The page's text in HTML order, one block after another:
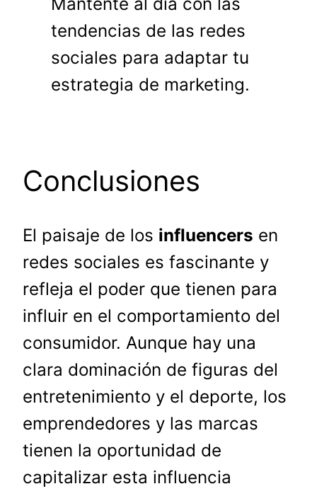
tendencias de las redes
sociales para adaptar tu
estrategia de marketing.
Conclusiones
El paisaje de los influencers en
redes sociales es fascinante y
refleja el poder que tienen para
influir en el comportamiento del
consumidor. Aunque hay una
clara dominación de figuras del
entretenimiento y el deporte, los
emprendedores y las marcas
tienen la oportunidad de
capitalizar esta influencia